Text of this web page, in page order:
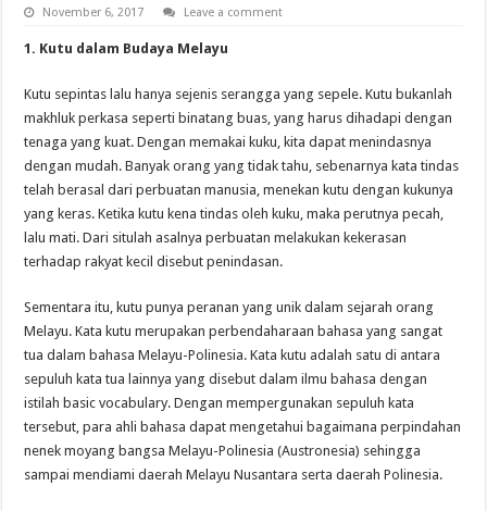
November 6, 2017 Leave a comment
1. Kutu dalam Budaya Melayu
Kutu sepintas lalu hanya sejenis serangga yang sepele. Kutu bukanlah
makhluk perkasa seperti binatang buas, yang harus dihadapi dengan
tenaga yang kuat. Dengan memakai kuku, kita dapat menindasnya
dengan mudah. Banyak orang yang tidak tahu, sebenarnya kata tindas
telah berasal dari perbuatan manusia, menekan kutu dengan kukunya
yang keras. Ketika kutu kena tindas oleh kuku, maka perutnya pecah,
lalu mati. Dari situlah asalnya perbuatan melakukan kekerasan
terhadap rakyat kecil disebut penindasan.
Sementara itu, kutu punya peranan yang unik dalam sejarah orang
Melayu. Kata kutu merupakan perbendaharaan bahasa yang sangat
tua dalam bahasa Melayu-Polinesia. Kata kutu adalah satu di antara
sepuluh kata tua lainnya yang disebut dalam ilmu bahasa dengan
istilah basic vocabulary. Dengan mempergunakan sepuluh kata
tersebut, para ahli bahasa dapat mengetahui bagaimana perpindahan
nenek moyang bangsa Melayu-Polinesia (Austronesia) sehingga
sampai mendiami daerah Melayu Nusantara serta daerah Polinesia.